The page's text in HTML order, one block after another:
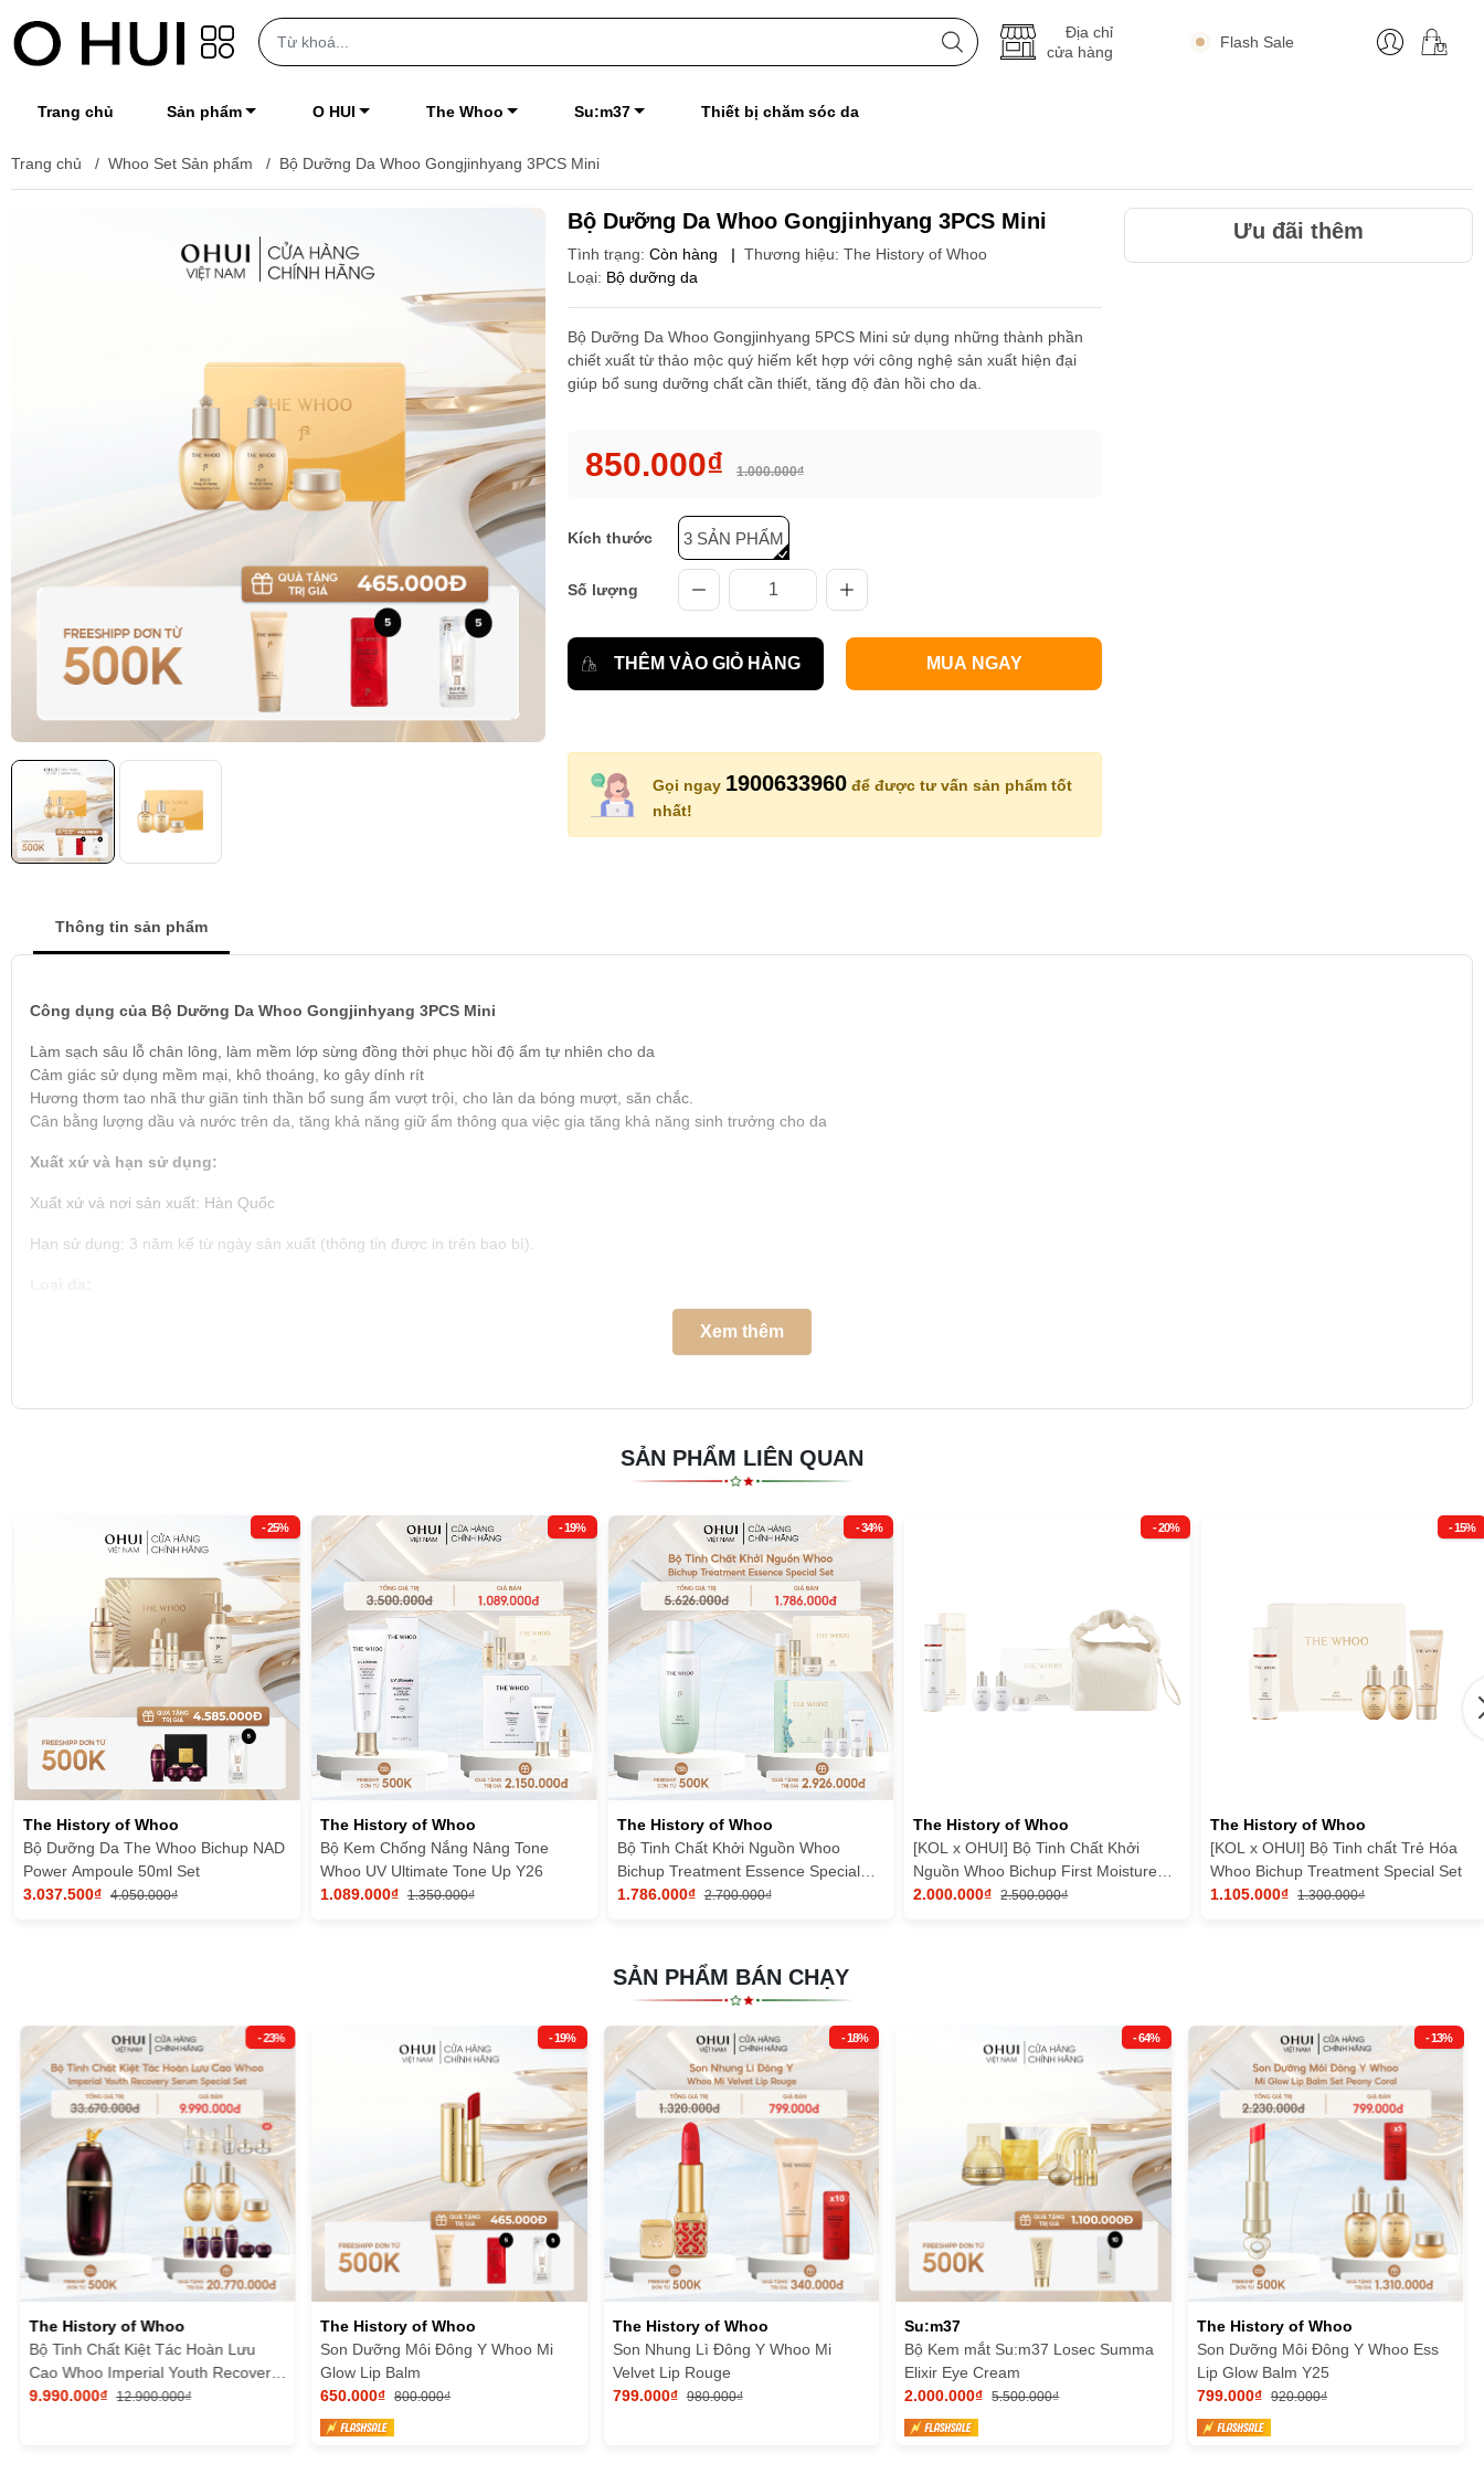
Địa chỉ
cửa hàng
Flash Sale
Trang chủ Sản phẩm O HUI The Whoo Su:m37 Thiết bị chăm sóc da
Trang chủ / Whoo Set Sản phẩm / Bộ Dưỡng Da Whoo Gongjinhyang 3PCS Mini
Bộ Dưỡng Da Whoo Gongjinhyang 3PCS Mini
Tình trạng: Còn hàng | Thương hiệu: The History of Whoo
Loại: Bộ dưỡng da
Bộ Dưỡng Da Whoo Gongjinhyang 5PCS Mini sử dụng những thành phần
chiết xuất từ thảo mộc quý hiếm kết hợp với công nghệ sản xuất hiện đại
giúp bổ sung dưỡng chất cần thiết, tăng độ đàn hồi cho da.
850.000₫ 1.000.000₫
Kích thước 3 SẢN PHẨM
Số lượng
THÊM VÀO GIỎ HÀNG MUA NGAY
Gọi ngay 1900633960 để được tư vấn sản phẩm tốt
nhất!
Ưu đãi thêm
Thông tin sản phẩm
Công dụng của Bộ Dưỡng Da Whoo Gongjinhyang 3PCS Mini
Làm sạch sâu lỗ chân lông, làm mềm lớp sừng đồng thời phục hồi độ ẩm tự nhiên cho da
Cảm giác sử dụng mềm mại, khô thoáng, ko gây dính rít
Hương thơm tao nhã thư giãn tinh thần bổ sung ẩm vượt trội, cho làn da bóng mượt, săn chắc.
Cân bằng lượng dầu và nước trên da, tăng khả năng giữ ẩm thông qua việc gia tăng khả năng sinh trưởng cho da
Xuất xứ và hạn sử dụng:
Xuất xứ và nơi sản xuất: Hàn Quốc
Hạn sử dụng: 3 năm kể từ ngày sản xuất (thông tin được in trên bao bì).
Nước hoa hồng Đông Y dưỡng da giúp cân bằng độ ẩm Whoo In Yang Balancer (chai 20ml)
Sữa dưỡng Đông Y giàu dưỡng chất giúp da bóng mượt đầy sức sống Whoo In Yang Lotion (chai 20ml)
Kem dưỡng chuyên sâu vùng da quanh mắt, ngăn ngừa nếp nhăn cho mắt Whoo Qi & Jin Eye Cream (hộp 4ml)
Hướng dẫn sử dụng
Sử dụng bộ sản phẩm hàng ngày vào buổi sáng và tối để các dưỡng chất nuôi dưỡng da, mang lại hiệu quả nhanh chóng.
Sử dụng bộ dưỡngWhootheo thứ tự để da hấp thụ dưỡng chất tốt hơn:
Ban ngày: Sữa rửa mặt - Nước hoa hồng - tinh chất - sữa dưỡng
Buổi tối: Sữa rửa mặt - Nước hoa hồng - tinh chất - mặt nạ ngủ - kem mắt - sữa dưỡng.
Xem thêm
SẢN PHẨM LIÊN QUAN
- 25%
The History of Whoo
Bộ Dưỡng Da The Whoo Bichup NAD
Power Ampoule 50ml Set
3.037.500₫ 4.050.000₫
- 19%
The History of Whoo
Bộ Kem Chống Nắng Nâng Tone
Whoo UV Ultimate Tone Up Y26
1.089.000₫ 1.350.000₫
- 34%
The History of Whoo
Bộ Tinh Chất Khởi Nguồn Whoo
Bichup Treatment Essence Special
Set
1.786.000₫ 2.700.000₫
- 20%
The History of Whoo
[KOL x OHUI] Bộ Tinh Chất Khởi
Nguồn Whoo Bichup First Moisture
Special Set
2.000.000₫ 2.500.000₫
- 15%
The History of Whoo
[KOL x OHUI] Bộ Tinh chất Trẻ Hóa
Whoo Bichup Treatment Special Set
1.105.000₫ 1.300.000₫
SẢN PHẨM BÁN CHẠY
- 23%
The History of Whoo
Bộ Tinh Chất Kiệt Tác Hoàn Lưu
Cao Whoo Imperial Youth Recovery
Serum Special Set
9.990.000₫ 12.900.000₫
- 19%
The History of Whoo
Son Dưỡng Môi Đông Y Whoo Mi
Glow Lip Balm
650.000₫
800.000₫
- 18%
The History of Whoo
Son Nhung Lì Đông Y Whoo Mi
Velvet Lip Rouge
799.000₫ 980.000₫
- 64%
Su:m37
Bộ Kem mắt Su:m37 Losec Summa
Elixir Eye Cream
2.000.000₫
5.500.000₫
- 13%
The History of Whoo
Son Dưỡng Môi Đông Y Whoo Ess
Lip Glow Balm Y25
799.000₫ 920.000₫